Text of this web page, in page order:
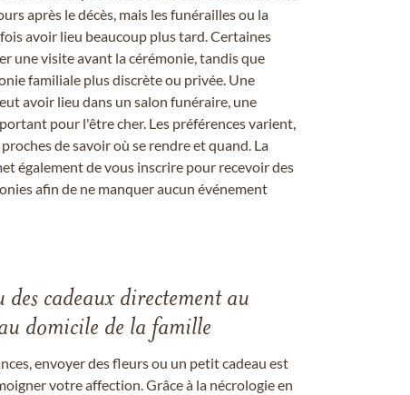
après le décès, mais les funérailles ou la
avoir lieu beaucoup plus tard. Certaines
une visite avant la cérémonie, tandis que
familiale plus discrète ou privée. Une
avoir lieu dans un salon funéraire, une
pour l'être cher. Les préférences varient,
de savoir où se rendre et quand. La
également de vous inscrire pour recevoir des
afin de ne manquer aucun événement
des cadeaux directement au
domicile de la famille
envoyer des fleurs ou un petit cadeau est
votre affection. Grâce à la nécrologie en